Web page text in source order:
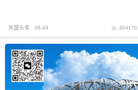
东盟头条 08-04 804170